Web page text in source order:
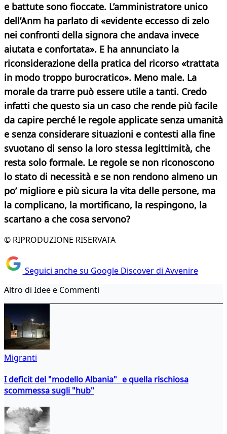
e battute sono fioccate. L’amministratore unico
dell’Anm ha parlato di «evidente eccesso di zelo
nei confronti della signora che andava invece
aiutata e confortata». E ha annunciato la
riconsiderazione della pratica del ricorso «trattata
in modo troppo burocratico». Meno male. La
morale da trarre può essere utile a tanti. Credo
infatti che questo sia un caso che rende più facile
da capire perché le regole applicate senza umanità
e senza considerare situazioni e contesti alla fine
svuotano di senso la loro stessa legittimità, che
resta solo formale. Le regole se non riconoscono
lo stato di necessità e se non rendono almeno un
po’ migliore e più sicura la vita delle persone, ma
la complicano, la mortificano, la respingono, la
scartano a che cosa servono?
© RIPRODUZIONE RISERVATA
Seguici anche su Google Discover di Avvenire
Altro di Idee e Commenti
Migranti
I deficit del "modello Albania" e quella rischiosa
scommessa sugli "hub"